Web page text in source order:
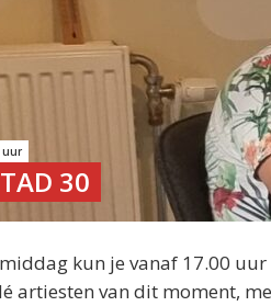
uur
30
kun je vanaf 17.00
artiesten van dit moment,